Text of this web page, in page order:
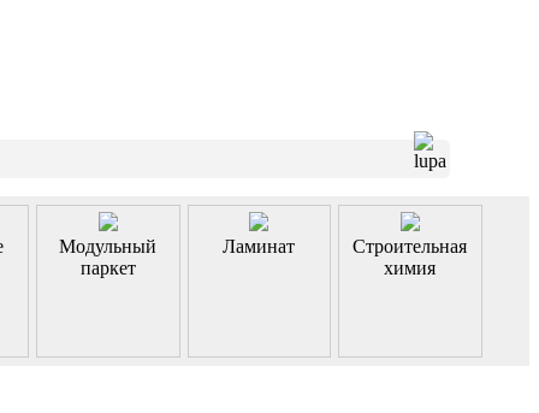
Модульный
паркет
Ламинат
Строительная
химия